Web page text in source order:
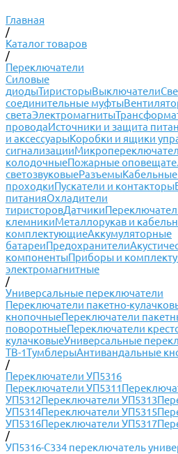
Главная
/
Каталог товаров
/
Переключатели
Силовые
диодыТиристорыВыключатели
соединительные муфты
светаЭлектромагниты
проводаИсточники и защита
и аксессуарыКоробки и ящики
сигнализации
колодочныеПожарные
светозвуковыеРазъемы
проходкиПускатели и контакторы
питанияОхладители
тиристоровДатчики
клемникиМеталлорукав и
комплектующиеАккумуляторные
батареиПредохранители
компонентыПриборы и
электромагнитные
/
Универсальные переключатели
Переключатели пакетно-
кнопочныеПереключатели
поворотныеПереключатели
кулачковыеУниверсальные
ТВ-1ТумблерыАнтивандальные
/
Переключатели УП5316
Переключатели УП5311
УП5312Переключатели УП5313
УП5314Переключатели УП5315
УП5316Переключатели УП5317
/
УП5316-С334 переключатель